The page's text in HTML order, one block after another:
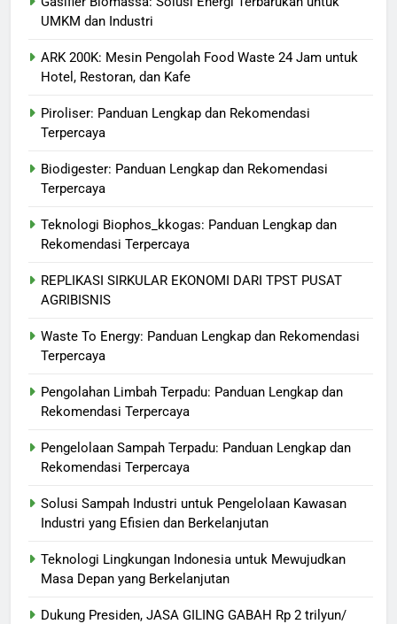
UMKM dan Industri
ARK 200K: Mesin Pengolah Food Waste 24 Jam untuk
Hotel, Restoran, dan Kafe
Piroliser: Panduan Lengkap dan Rekomendasi
Terpercaya
Biodigester: Panduan Lengkap dan Rekomendasi
Terpercaya
Teknologi Biophos_kkogas: Panduan Lengkap dan
Rekomendasi Terpercaya
REPLIKASI SIRKULAR EKONOMI DARI TPST PUSAT
AGRIBISNIS
Waste To Energy: Panduan Lengkap dan Rekomendasi
Terpercaya
Pengolahan Limbah Terpadu: Panduan Lengkap dan
Rekomendasi Terpercaya
Pengelolaan Sampah Terpadu: Panduan Lengkap dan
Rekomendasi Terpercaya
Solusi Sampah Industri untuk Pengelolaan Kawasan
Industri yang Efisien dan Berkelanjutan
Teknologi Lingkungan Indonesia untuk Mewujudkan
Masa Depan yang Berkelanjutan
Dukung Presiden, JASA GILING GABAH Rp 2 trilyun/